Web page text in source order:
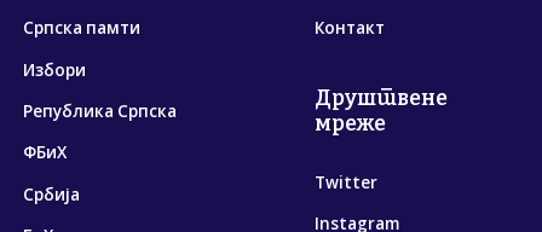
Српска памти
Избори
Република Српска
ФБиХ
Србија
Контакт
Друштвене
мреже
Twitter
Instagram